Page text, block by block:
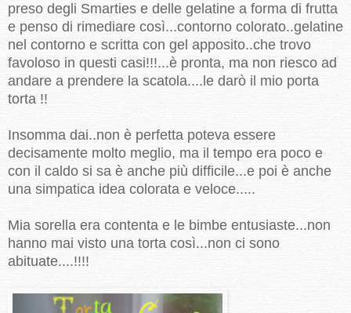
preso degli Smarties e delle gelatine a forma di frutta
e penso di rimediare così...contorno colorato..gelatine
nel contorno e scritta con gel apposito..che trovo
favoloso in questi casi!!!...è pronta, ma non riesco ad
andare a prendere la scatola....le darò il mio porta
torta !!
Insomma dai..non è perfetta poteva essere
decisamente molto meglio, ma il tempo era poco e
con il caldo si sa è anche più difficile...e poi è anche
una simpatica idea colorata e veloce.....
Mia sorella era contenta e le bimbe entusiaste...non
hanno mai visto una torta così...non ci sono
abituate....!!!!